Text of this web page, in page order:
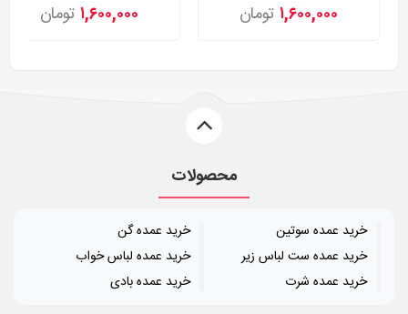
۱,۶۰۰,۰۰۰ تومان ۱,۶۰۰,۰۰۰ تومان
محصولات
خرید عمده سوتین
خرید عمده ست لباس زیر
خرید عمده شرت
خرید عمده گن
خرید عمده لباس خواب
خرید عمده بادی